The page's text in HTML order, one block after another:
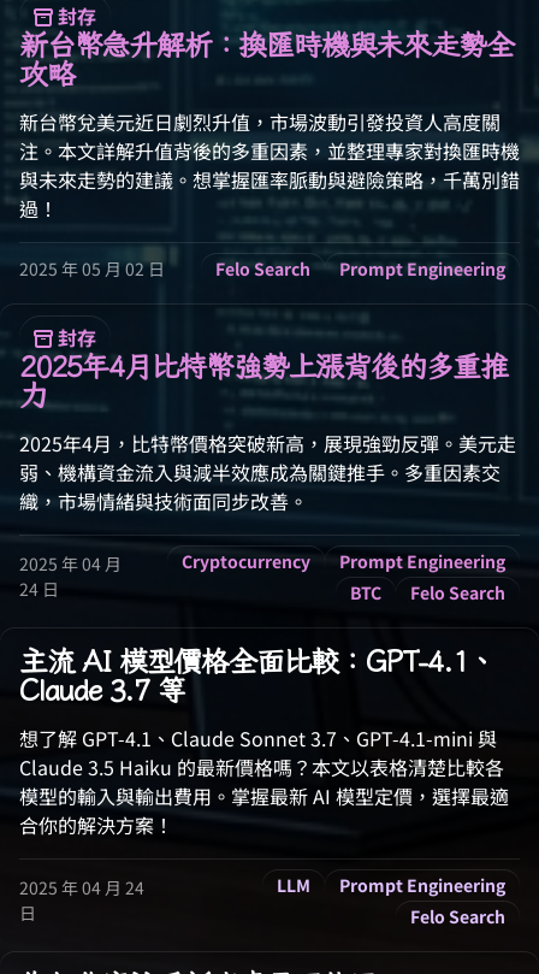
封存
新台幣急升解析：換匯時機與未來走勢全
攻略
新台幣兌美元近日劇烈升值，市場波動引發投資人高度關
注。本文詳解升值背後的多重因素，並整理專家對換匯時機
與未來走勢的建議。想掌握匯率脈動與避險策略，千萬別錯
過！
2025 年 05 月 02 日 Felo Search Prompt Engineering
封存
2025年4月比特幣強勢上漲背後的多重推
力
2025年4月，比特幣價格突破新高，展現強勁反彈。美元走
弱、機構資金流入與減半效應成為關鍵推手。多重因素交
織，市場情緒與技術面同步改善。
2025 年 04 月
24 日
Cryptocurrency
Prompt Engineering
BTC
Felo Search
主流 AI 模型價格全面比較：GPT-4.1、
Claude 3.7 等
想了解 GPT-4.1、Claude Sonnet 3.7、GPT-4.1-mini 與
Claude 3.5 Haiku 的最新價格嗎？本文以表格清楚比較各
模型的輸入與輸出費用。掌握最新 AI 模型定價，選擇最適
合你的解決方案！
2025 年 04 月 24
日
LLM
Prompt Engineering
Felo Search